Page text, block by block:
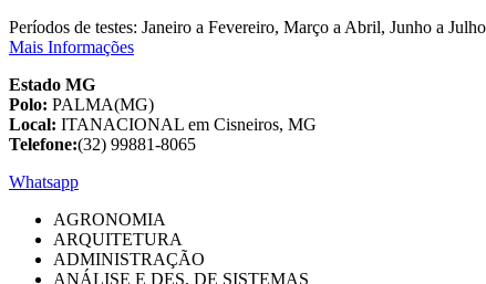
Períodos de testes: Janeiro a Fevereiro, Março a Abril, Junho a
Mais Informações
Estado MG
Polo: PALMA(MG)
Local: ITANACIONAL em Cisneiros, MG
Telefone:(32) 99881-8065
Whatsapp
AGRONOMIA
ARQUITETURA
ADMINISTRAÇÃO
ANÁLISE E DES. DE SISTEMAS